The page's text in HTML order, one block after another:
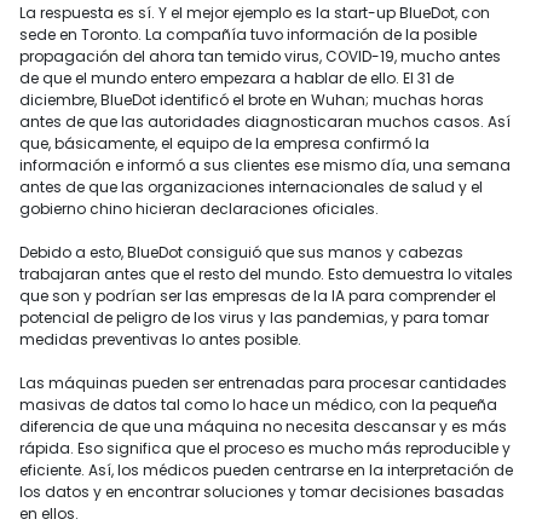
La respuesta es sí. Y el mejor ejemplo es la start-up BlueDot, con
sede en Toronto. La compañía tuvo información de la posible
propagación del ahora tan temido virus, COVID-19, mucho antes
de que el mundo entero empezara a hablar de ello. El 31 de
diciembre, BlueDot identificó el brote en Wuhan; muchas horas
antes de que las autoridades diagnosticaran muchos casos. Así
que, básicamente, el equipo de la empresa confirmó la
información e informó a sus clientes ese mismo día, una semana
antes de que las organizaciones internacionales de salud y el
gobierno chino hicieran declaraciones oficiales.
Debido a esto, BlueDot consiguió que sus manos y cabezas
trabajaran antes que el resto del mundo. Esto demuestra lo vitales
que son y podrían ser las empresas de la IA para comprender el
potencial de peligro de los virus y las pandemias, y para tomar
medidas preventivas lo antes posible.
Las máquinas pueden ser entrenadas para procesar cantidades
masivas de datos tal como lo hace un médico, con la pequeña
diferencia de que una máquina no necesita descansar y es más
rápida. Eso significa que el proceso es mucho más reproducible y
eficiente. Así, los médicos pueden centrarse en la interpretación de
los datos y en encontrar soluciones y tomar decisiones basadas
en ellos.